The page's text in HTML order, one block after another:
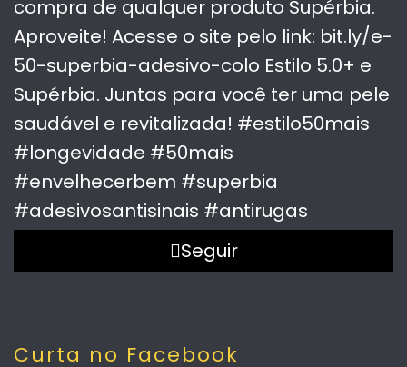
Seguir
Curta no Facebook